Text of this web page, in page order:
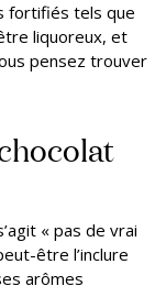
fortifiés tels que
liquoreux, et
pensez trouver
« pas de vrai
être l’inclure
arômes